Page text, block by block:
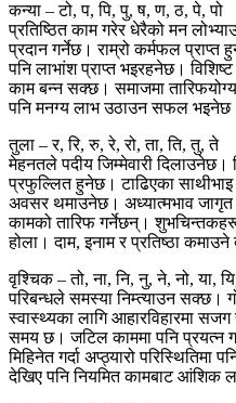
कन्या – टो, प, पि, पु, ष, ण, ठ, पे, पो
प्रतिष्ठित काम गरेर धेरैको मन
प्रदान गर्नेछ। राम्रो कर्मफल
पनि लाभांश प्राप्त भइरहनेछ।
काम बन्न सक्छ। समाजमा
पनि मनग्य लाभ उठाउन सफल
तुला – र, रि, रु, रे, रो, ता, ति, तु, ते
मेहनतले पदीय जिम्मेवारी
प्रफुल्लित हुनेछ। टाढिएका
अवसर थमाउनेछ। अध्यात्मभाव
कामको तारिफ गर्नेछन्।
होला। दाम, इनाम र प्रतिष्ठा
वृश्चिक – तो, ना, नि, नु, ने, नो, या,
परिबन्धले समस्या निम्त्याउन सक्छ।
स्वास्थ्यका लागि आहारविहारमा
समय छ। जटिल काममा पनि प्रयत्न
मिहिनेत गर्दा अप्ठ्यारो
देखिए पनि नियमित कामबाट आंशिक